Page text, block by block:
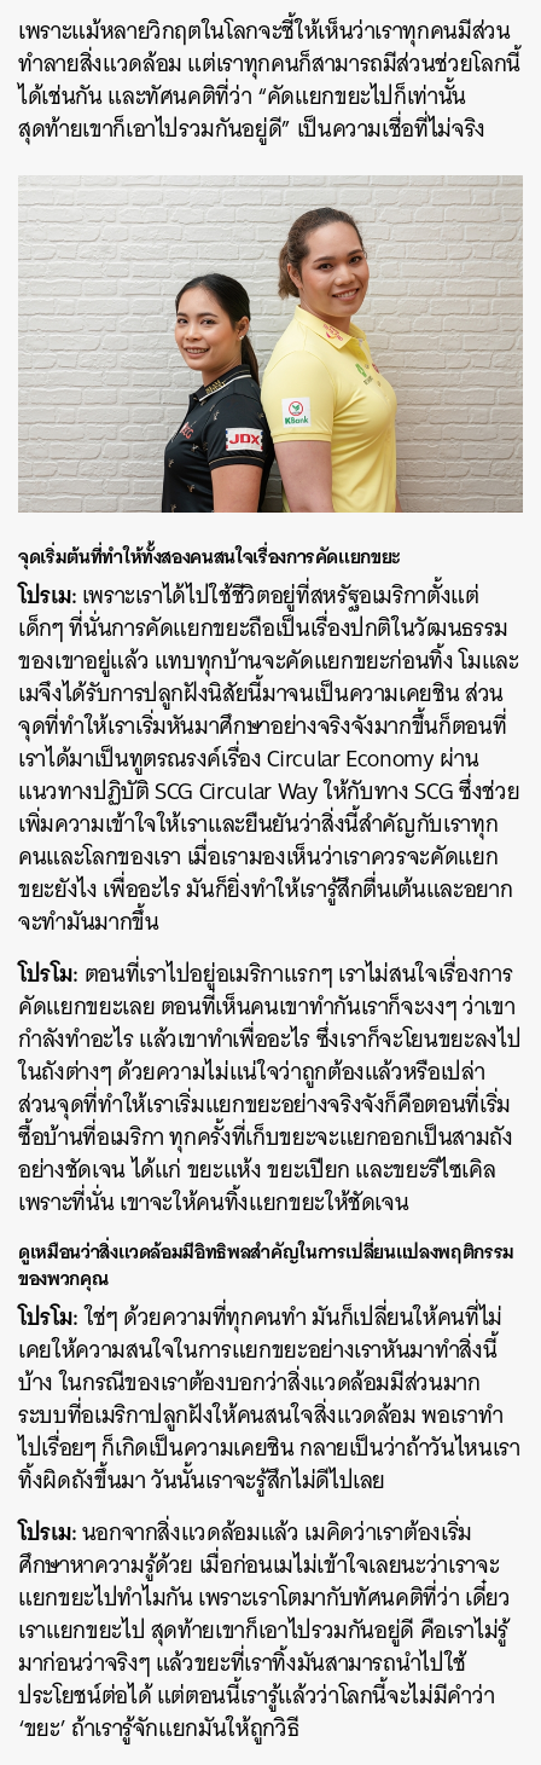
เพราะแม้หลายวิกฤตในโลกจะชี้ให้เห็นว่าเราทุกคนมีส่วน
ทำลายสิ่งแวดล้อม แต่เราทุกคนก็สามารถมีส่วนช่วยโลกนี้
ได้เช่นกัน และทัศนคติที่ว่า “คัดแยกขยะไปก็เท่านั้น
สุดท้ายเขาก็เอาไปรวมกันอยู่ดี” เป็นความเชื่อที่ไม่จริง
จุดเริ่มต้นที่ทำให้ทั้งสองคนสนใจเรื่องการคัดแยกขยะ
โปรเม:เพราะเราได้ไปใช้ชีวิตอยู่ที่สหรัฐอเมริกาตั้งแต่
เด็กๆ ที่นั่นการคัดแยกขยะถือเป็นเรื่องปกติในวัฒนธรรม
ของเขาอยู่แล้ว แทบทุกบ้านจะคัดแยกขยะก่อนทิ้ง โมและ
เมจึงได้รับการปลูกฝังนิสัยนี้มาจนเป็นความเคยชิน ส่วน
จุดที่ทำให้เราเริ่มหันมาศึกษาอย่างจริงจังมากขึ้นก็ตอนที่
เราได้มาเป็นทูตรณรงค์เรื่อง Circular Economy ผ่าน
แนวทางปฏิบัติ SCG Circular Way ให้กับทาง SCG ซึ่งช่วย
เพิ่มความเข้าใจให้เราและยืนยันว่าสิ่งนี้สำคัญกับเราทุก
คนและโลกของเรา เมื่อเรามองเห็นว่าเราควรจะคัดแยก
ขยะยังไง เพื่ออะไร มันก็ยิ่งทำให้เรารู้สึกตื่นเต้นและอยาก
จะทำมันมากขึ้น
โปรโม: ตอนที่เราไปอยู่อเมริกาแรกๆ เราไม่สนใจเรื่องการ
คัดแยกขยะเลย ตอนที่เห็นคนเขาทำกันเราก็จะงงๆ ว่าเขา
กำลังทำอะไร แล้วเขาทำเพื่ออะไร ซึ่งเราก็จะโยนขยะลงไป
ในถังต่างๆ ด้วยความไม่แน่ใจว่าถูกต้องแล้วหรือเปล่า
ส่วนจุดที่ทำให้เราเริ่มแยกขยะอย่างจริงจังก็คือตอนที่เริ่ม
ซื้อบ้านที่อเมริกา ทุกครั้งที่เก็บขยะจะแยกออกเป็นสามถัง
อย่างชัดเจน ได้แก่ ขยะแห้ง ขยะเปียก และขยะรีไซเคิล
เพราะที่นั่น เขาจะให้คนทิ้งแยกขยะให้ชัดเจน
ดูเหมือนว่าสิ่งแวดล้อมมีอิทธิพลสำคัญในการเปลี่ยนแปลงพฤติกรรม
ของพวกคุณ
โปรโม:ใช่ๆ ด้วยความที่ทุกคนทำ มันก็เปลี่ยนให้คนที่ไม่
เคยให้ความสนใจในการแยกขยะอย่างเราหันมาทำสิ่งนี้
บ้าง ในกรณีของเราต้องบอกว่าสิ่งแวดล้อมมีส่วนมาก
ระบบที่อเมริกาปลูกฝังให้คนสนใจสิ่งแวดล้อม พอเราทำ
ไปเรื่อยๆ ก็เกิดเป็นความเคยชิน กลายเป็นว่าถ้าวันไหนเรา
ทิ้งผิดถังขึ้นมา วันนั้นเราจะรู้สึกไม่ดีไปเลย
โปรเม:นอกจากสิ่งแวดล้อมแล้ว เมคิดว่าเราต้องเริ่ม
ศึกษาหาความรู้ด้วย เมื่อก่อนเมไม่เข้าใจเลยนะว่าเราจะ
แยกขยะไปทำไมกัน เพราะเราโตมากับทัศนคติที่ว่า เดี๋ยว
เราแยกขยะไป สุดท้ายเขาก็เอาไปรวมกันอยู่ดี คือเราไม่รู้
มาก่อนว่าจริงๆ แล้วขยะที่เราทิ้งมันสามารถนำไปใช้
ประโยชน์ต่อได้ แต่ตอนนี้เรารู้แล้วว่าโลกนี้จะไม่มีคำว่า
‘ขยะ’ ถ้าเรารู้จักแยกมันให้ถูกวิธี